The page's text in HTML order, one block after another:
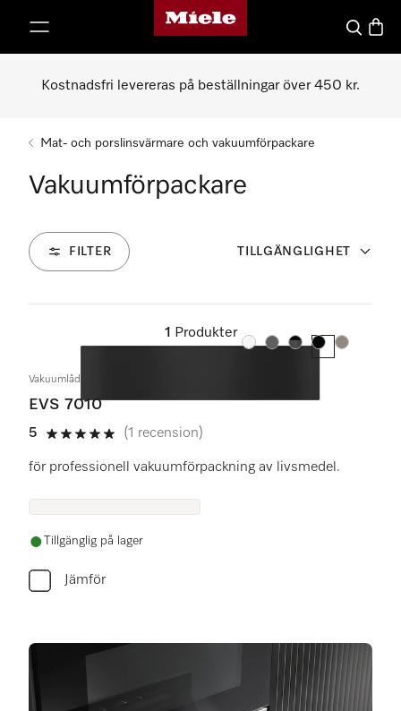
Mieles hemsida
Sök
Kostnadsfri levereras på beställningar över 450 kr.
Mat- och porslinsvärmare och vakuumförpackare
Vakuumförpackare
FILTER TILLGÄNGLIGHET
1
Produkter
Färg:Färg:Färg:Färg:Färg:
Vakuumlåda för inbyggnad utan handtag, höjd 14 cm
EVS 7010
5
5 stars out of 5
(1 recension)
för professionell vakuumförpackning av livsmedel.
Tillgänglig på lager
Jämför